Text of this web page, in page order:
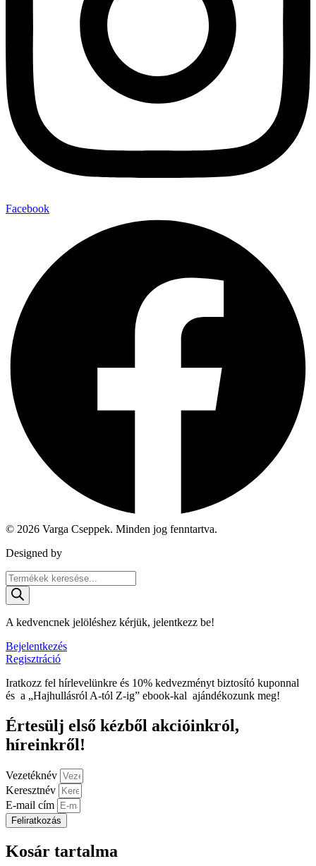
Facebook
© 2026 Varga Cseppek. Minden jog fenntartva.
Designed by
Products
search
A kedvencnek jelöléshez kérjük, jelentkezz be!
Bejelentkezés
Regisztráció
Iratkozz fel hírlevelünkre és 10% kedvezményt biztosító kuponnal
és a „Hajhullásról A-tól Z-ig” ebook-kal ajándékozunk meg!
Értesülj első kézből akcióinkról,
híreinkről!
Vezetéknév
Keresztnév
E-mail cím
Feliratkozás
Kosár tartalma